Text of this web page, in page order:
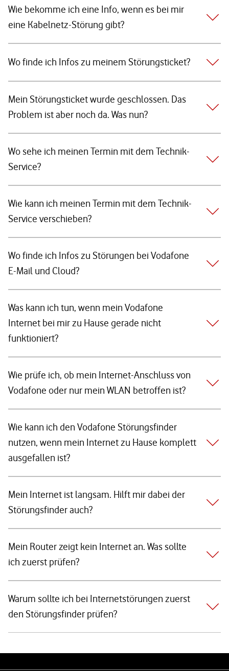
Wie bekomme ich eine Info, wenn es bei mir
eine Kabelnetz-Störung gibt?
Wo finde ich Infos zu meinem Störungsticket?
Mein Störungsticket wurde geschlossen. Das
Problem ist aber noch da. Was nun?
Wo sehe ich meinen Termin mit dem Technik-
Service?
Wie kann ich meinen Termin mit dem Technik-
Service verschieben?
Wo finde ich Infos zu Störungen bei Vodafone
E-Mail und Cloud?
Was kann ich tun, wenn mein Vodafone
Internet bei mir zu Hause gerade nicht
funktioniert?
Wie prüfe ich, ob mein Internet-Anschluss von
Vodafone oder nur mein WLAN betroffen ist?
Wie kann ich den Vodafone Störungsfinder
nutzen, wenn mein Internet zu Hause komplett
ausgefallen ist?
Mein Internet ist langsam. Hilft mir dabei der
Störungsfinder auch?
Mein Router zeigt kein Internet an. Was sollte
ich zuerst prüfen?
Warum sollte ich bei Internetstörungen zuerst
den Störungsfinder prüfen?